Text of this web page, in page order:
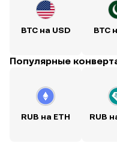
BTC на USD BTC
Популярные
RUB на ETH RUB